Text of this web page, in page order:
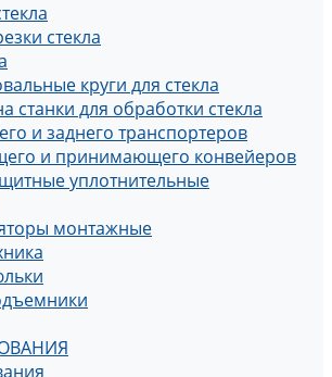
стекла
круги для стекла
станки для обработки стекла
и заднего транспортеров
и принимающего конвейеров
уплотнительные
монтажные